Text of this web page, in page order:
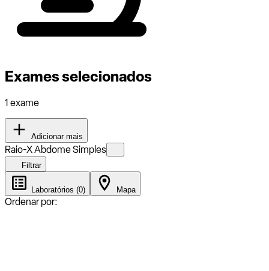
Exames selecionados
1 exame
Adicionar mais
Raio-X Abdome Simples
Filtrar
Laboratórios (0) Mapa
Ordenar por: